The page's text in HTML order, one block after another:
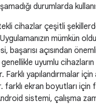
durumlarda
cihazlar çeşitli
mümkün
başarısı açısından
genellikle uyumlu
Farklı yapılandırmalar
farklı ekran boyutları için
sistemi, çalışma